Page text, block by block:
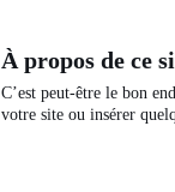
À propos de ce
C’est peut-être le bon
votre site ou insérer